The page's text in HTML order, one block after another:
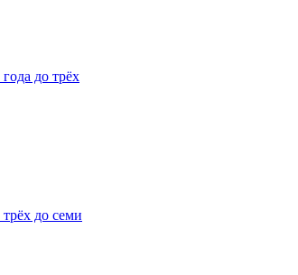
до трёх
до семи